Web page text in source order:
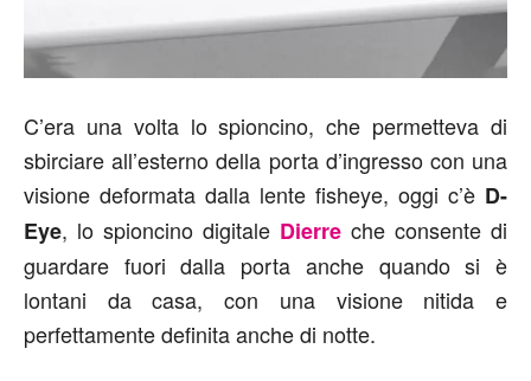
C’era una volta lo spioncino, che permetteva di
sbirciare all’esterno della porta d’ingresso con una
visione deformata dalla lente fisheye, oggi c’è D-
Eye, lo spioncino digitale Dierre che consente di
guardare fuori dalla porta anche quando si è
lontani da casa, con una visione nitida e
perfettamente definita anche di notte.